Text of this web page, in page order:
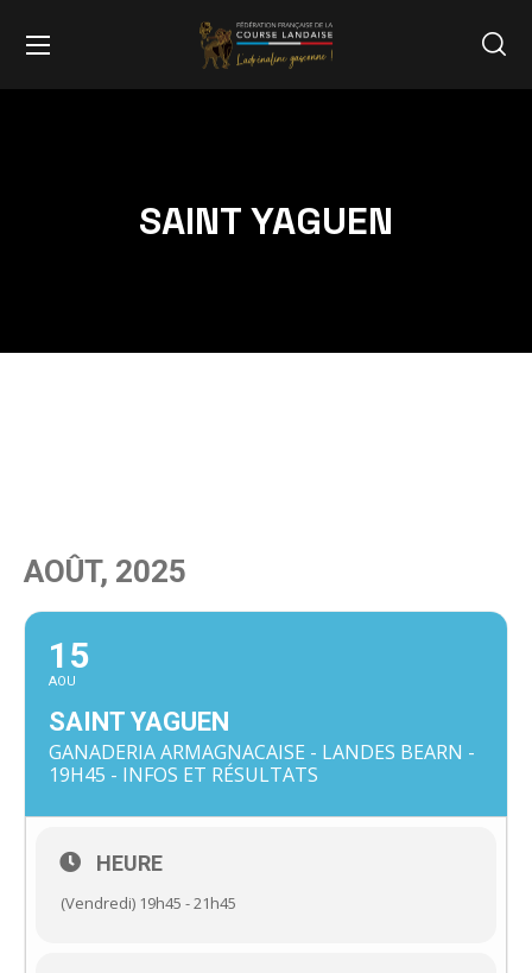
SAINT YAGUEN
AOÛT, 2025
15
AOU
SAINT YAGUEN
GANADERIA ARMAGNACAISE - LANDES BEARN -
19H45 - INFOS ET RÉSULTATS
HEURE
(Vendredi) 19h45 - 21h45